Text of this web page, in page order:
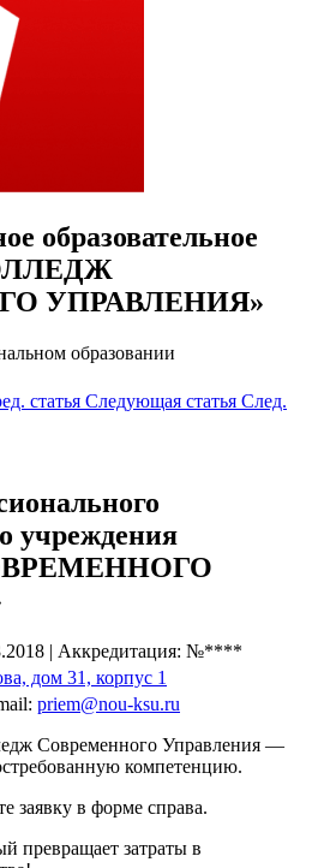
образовательное
УПРАВЛЕНИЯ»
образовании
статья Следующая статья След.
учреждения
| Аккредитация: №****
дом 31, корпус 1
priem@nou-ksu.ru
Современного Управления —
компетенцию.
заявку в форме справа.
превращает затраты в